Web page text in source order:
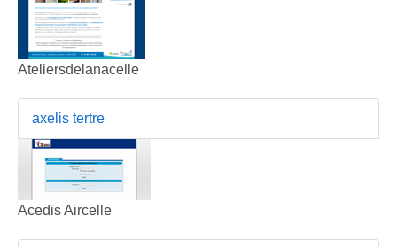
Ateliersdelanacelle
axelis tertre
Acedis Aircelle